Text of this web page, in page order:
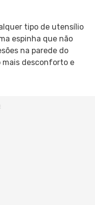
tipo de utensílio
espinha que não
na parede do
mais desconforto e